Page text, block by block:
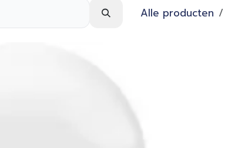
Alle producten